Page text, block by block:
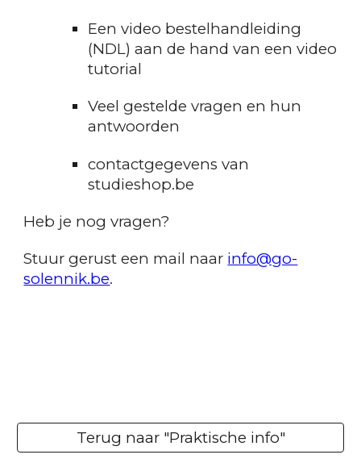
Een video bestelhandleiding
(NDL) aan de hand van een video
tutorial
Veel gestelde vragen en hun
antwoorden
contactgegevens van
studieshop.be
Heb je nog vragen?
Stuur gerust een mail naar info@go-
solennik.be.
Terug naar "Praktische info"